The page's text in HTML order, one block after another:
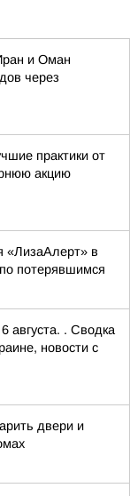
и Оман
через
практики от
акцию
«ЛизаАлерт» в
потерявшимся
августа. . Сводка
новости с
двери и